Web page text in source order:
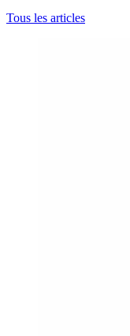
Tous les articles